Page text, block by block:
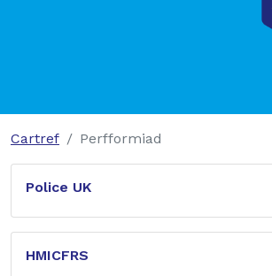
Cartref Perfformiad
Police UK
HMICFRS